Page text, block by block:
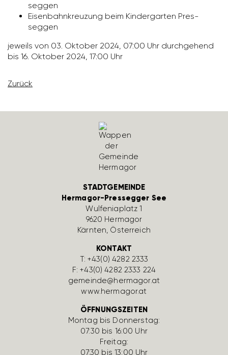
seggen
Eisen­bahn­kreu­zung beim Kinder­garten Pres­
seggen
jeweils von 03. Oktober 2024, 07:00 Uhr durch­ge­hend
bis 16. Oktober 2024, 17:00 Uhr
Zurück
STADTGEMEINDE
Hermagor-Pressegger See
Wulfe­nia­platz 1
9620 Hermagor
Kärnten, Öster­reich
KONTAKT
T:+43(0) 4282 2333
F: +43(0) 4282 2333 224
gemeinde@hermagor.at
www.hermagor.at
ÖFFNUNGSZEITEN
Montag bis Donnerstag:
07:30 bis 16:00 Uhr
Freitag:
07:30 bis 13:00 Uhr